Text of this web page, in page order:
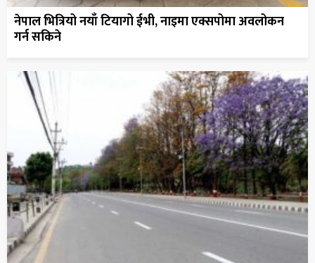
नेपाल भित्रियो नयाँ टियागो ईभी, नाइमा एक्सपोमा अवलोकन
गर्न सकिने